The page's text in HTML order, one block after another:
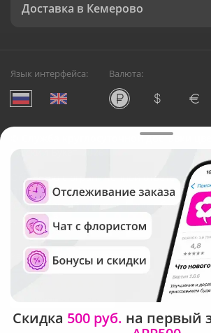
Доставка в Кемерово
Язык интерфейса: Валюта:
Служба круглосуточной доставки
Русский Букет, 2026
Общество с ограниченной
ОГРН: 1195476081745, ИНН: 5410081997
Юридический адрес: г. Новосибирск,
д.42, оф. 3
Рейтинг Русского букета
Скидка 500 руб. на первый